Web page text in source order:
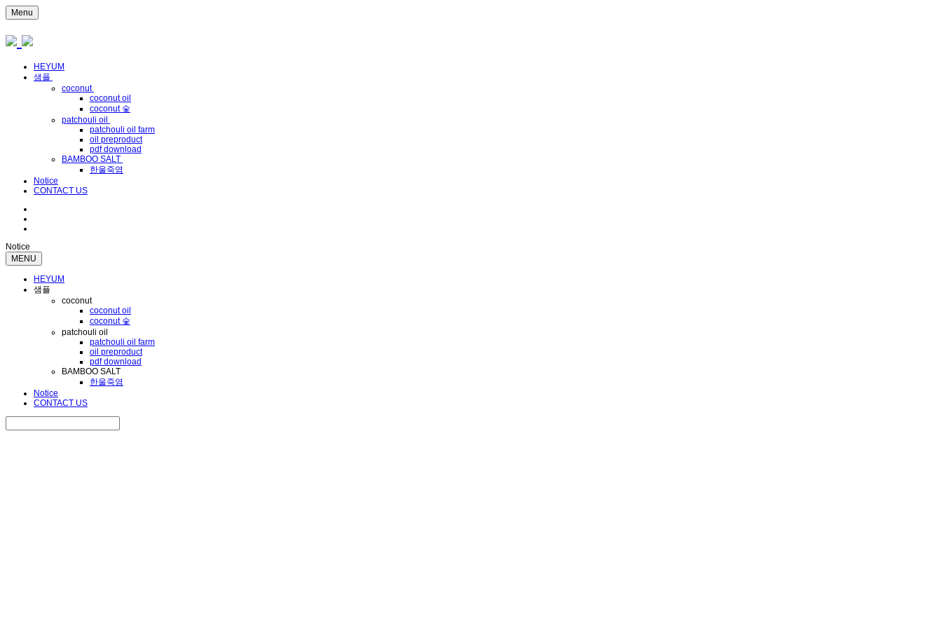
Menu
HEYUM
샘플
coconut
coconut oil
coconut 숯
patchouli oil
patchouli oil farm
oil preproduct
pdf download
BAMBOO SALT
한울죽염
Notice
CONTACT US
Notice
MENU
HEYUM
샘플
coconut
coconut oil
coconut 숯
patchouli oil
patchouli oil farm
oil preproduct
pdf download
BAMBOO SALT
한울죽염
Notice
CONTACT US